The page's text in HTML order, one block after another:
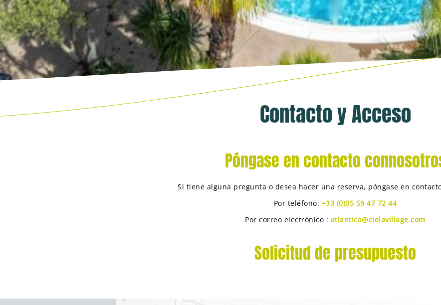
Contacto y Acceso
Póngase en contacto
Si tiene alguna pregunta o desea hacer una reserva, póngase en
Por teléfono: +33 (0)05 59 47 72 44
Por correo electrónico : atlantica@cielavillage.com
Solicitud de presupuesto